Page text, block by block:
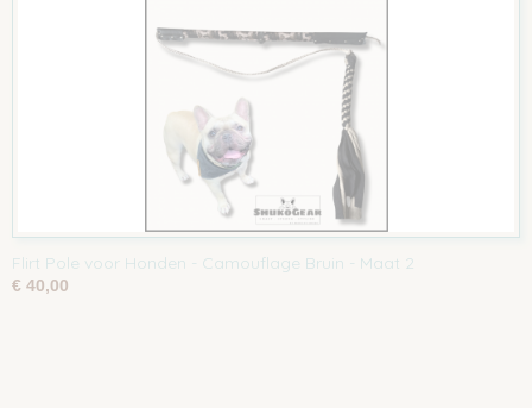
Flirt Pole voor Honden - Camouflage Bruin - Maat 2
€ 40,00